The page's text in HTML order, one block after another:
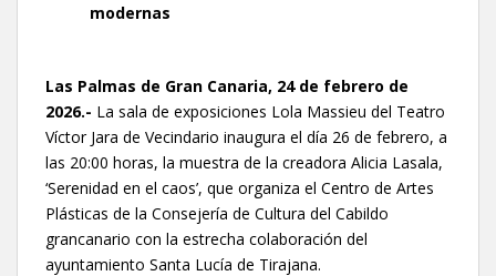
modernas
Las Palmas de Gran Canaria, 24 de febrero de
2026.- La sala de exposiciones Lola Massieu del Teatro
Víctor Jara de Vecindario inaugura el día 26 de febrero, a
las 20:00 horas, la muestra de la creadora Alicia Lasala,
‘Serenidad en el caos’, que organiza el Centro de Artes
Plásticas de la Consejería de Cultura del Cabildo
grancanario con la estrecha colaboración del
ayuntamiento Santa Lucía de Tirajana.